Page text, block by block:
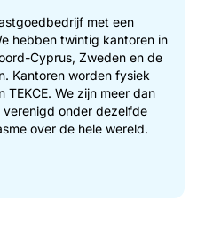
met een
hebben twintig kantoren in
Cyprus, Zweden en de
Kantoren worden fysiek
We zijn meer dan
verenigd onder dezelfde
over de hele wereld.